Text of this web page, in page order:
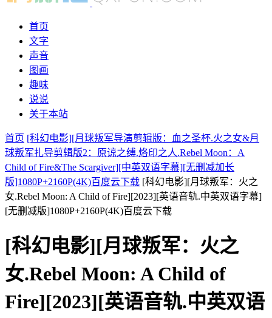
首页
文字
声音
图画
趣味
说说
关于本站
首页 [科幻电影][月球叛军导演剪辑版：血之圣杯.火之女&月
球叛军扎导剪辑版2：原谅之缚.烙印之人.Rebel Moon：A
Child of Fire&The Scargiver][中英双语字幕][无删减加长
版]1080P+2160P(4K)百度云下载 [科幻电影][月球叛军：火之
女.Rebel Moon: A Child of Fire][2023][英语音轨.中英双语字幕]
[无删减版]1080P+2160P(4K)百度云下载
[科幻电影][月球叛军：火之
女.Rebel Moon: A Child of
Fire][2023][英语音轨.中英双语